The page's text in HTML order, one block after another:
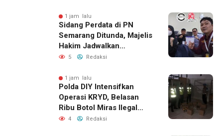
1 jam lalu
Sidang Perdata di PN
Semarang Ditunda, Majelis
Hakim Jadwalkan
Pemanggilan Ulang BPR
5 Redaksi
1 jam lalu
Polda DIY Intensifkan
Operasi KRYD, Belasan
Ribu Botol Miras Ilegal
Berhasil Diamankan
4 Redaksi